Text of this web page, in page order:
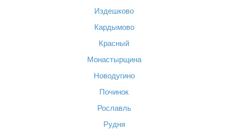
Издешково
Кардымово
Красный
Монастырщина
Новодугино
Починок
Рославль
Рудня